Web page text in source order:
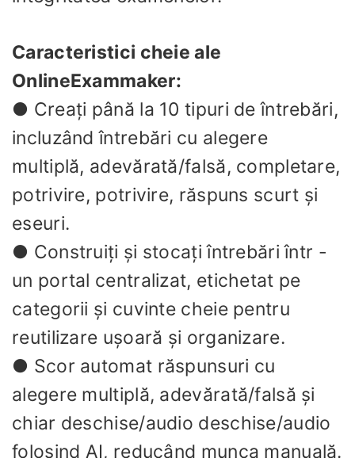
Caracteristici cheie ale
OnlineExammaker:
● Creați până la 10 tipuri de întrebări,
incluzând întrebări cu alegere
multiplă, adevărată/falsă, completare,
potrivire, potrivire, răspuns scurt și
eseuri.
● Construiți și stocați întrebări într -
un portal centralizat, etichetat pe
categorii și cuvinte cheie pentru
reutilizare ușoară și organizare.
● Scor automat răspunsuri cu
alegere multiplă, adevărată/falsă și
chiar deschise/audio deschise/audio
folosind AI, reducând munca manuală.